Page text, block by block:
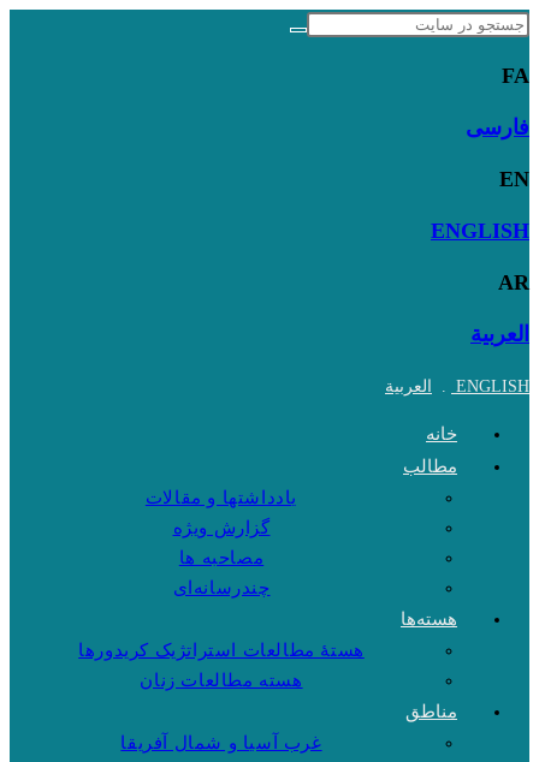
Skip
content
FA
فارسی
EN
ENGLISH
AR
العربية
ENGLISH
. العربية
خانه
مطالب
یادداشتها و مقالات
گزارش ویژه
مصاحبه ها
چندرسانه‌ای
هسته‌ها
هستهٔ مطالعات استراتژیک کریدورها
هسته مطالعات زنان
مناطق
غرب آسیا و شمال آفریقا